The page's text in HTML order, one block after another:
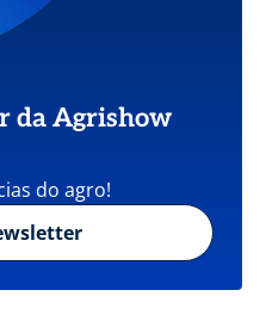
da Agrishow
do agro!